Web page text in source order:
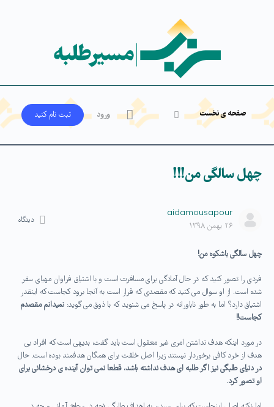
صفحه ی نخست ورود ثبت‌ نام کنید
چهل سالگی من!!!
aidamousapour
۲۶ بهمن ۱۳۹۸
دیدگاه
چهل سالگی باشکوه من!
فردی را تصور کنید که در حال آمادگی برای مسافرت است و با اشتیاق فراوان مهیای سفر
شده است. از او سوال می کنید که مقصدی که قرار است به آنجا برود کجاست که اینقدر
اشتیاق دارد؟ اما به طور ناباورانه در پاسخ می شنوید که با ذوق می گوید:نمیدانم مقصدم
کجاست!!
در مورد اینکه هدف نداشتن امری غیر معقول است باید گفت، بدیهی است که افراد بی
هدف از خرد کافی برخوردار نیستند زیرا اصل خلقت برای همگان هدفمند بوده است. حال
در دنیای طلبگی نیز اگر طلبه ای هدف نداشته باشد، قطعا نمی توان آینده ی درخشانی برای
او تصور کرد.